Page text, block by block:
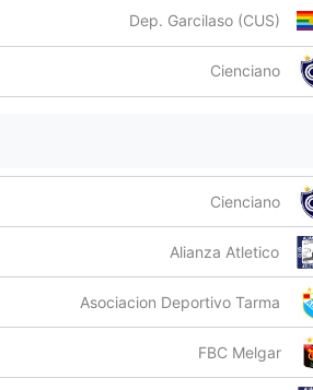
Dep. Garcilaso (CUS)
Cienciano
Cienciano
Alianza Atletico
Asociacion Deportivo Tarma
FBC Melgar